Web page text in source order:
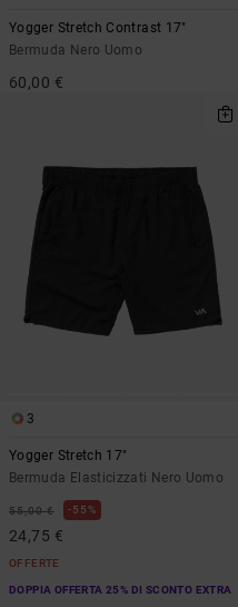
Yogger Stretch Contrast 17"
Bermuda Nero Uomo
60,00 €
3
Yogger Stretch 17"
Bermuda Elasticizzati Nero Uomo
55,00 € 55%
24,75 €
OFFERTE
DOPPIA OFFERTA 25% DI SCONTO EXTRA